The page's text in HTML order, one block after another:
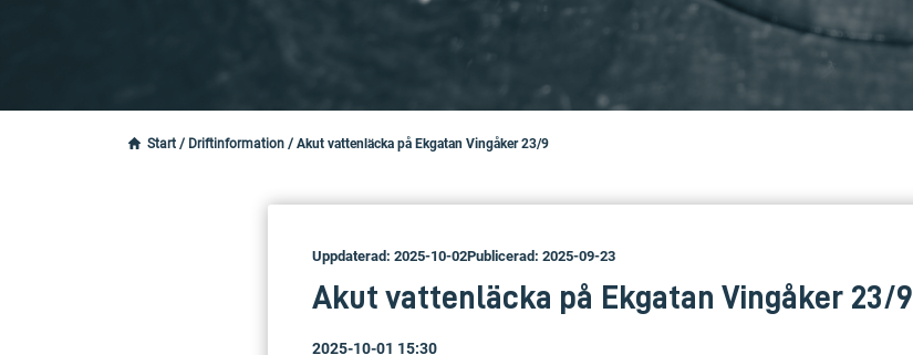
Start / Driftinformation / Akut vattenläcka på Ekgatan Vingåker 23/9
Uppdaterad: 2025-10-02Publicerad: 2025-09-23
Akut vattenläcka på Ekgatan Vingåker 23/9
2025-10-01 15:30